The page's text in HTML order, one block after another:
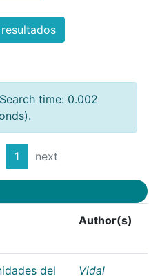
time: 0.002
1 next
Author(s)
del
Vidal